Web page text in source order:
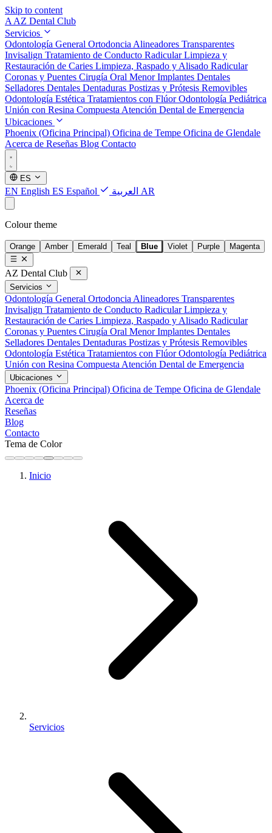
Skip to content
A AZ Dental Club
Servicios
Odontología General Ortodoncia Alineadores Transparentes
Invisalign Tratamiento de Conducto RadicularLimpieza y
Restauración de Caries Limpieza, Raspado y Alisado Radicular
Coronas y Puentes Cirugía Oral MenorImplantes Dentales
Selladores Dentales Dentaduras Postizas y Prótesis Removibles
Odontología Estética Tratamientos con FlúorOdontología Pediátrica
Unión con Resina Compuesta Atención Dental de Emergencia
Ubicaciones
Phoenix (Oficina Principal) Oficina de Tempe Oficina de Glendale
Acerca de Reseñas Blog Contacto
ES
EN English ES Español AR العربية
Colour theme
Orange Amber Emerald Teal Blue Violet Purple Magenta
AZ Dental Club
Servicios
Odontología General Ortodoncia Alineadores Transparentes
Invisalign Tratamiento de Conducto RadicularLimpieza y
Restauración de Caries Limpieza, Raspado y Alisado Radicular
Coronas y Puentes Cirugía Oral MenorImplantes Dentales
Selladores Dentales Dentaduras Postizas y Prótesis Removibles
Odontología Estética Tratamientos con FlúorOdontología Pediátrica
Unión con Resina Compuesta Atención Dental de Emergencia
Ubicaciones
Phoenix (Oficina Principal) Oficina de Tempe Oficina de Glendale
Acerca de
Reseñas
Blog
Contacto
Tema de Color
Inicio
Servicios